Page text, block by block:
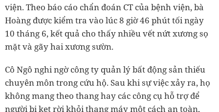
viện. Theo báo cáo chẩn đoán CT của bệnh viện, bà
Hoàng được kiểm tra vào lúc 8 giờ 46 phút tối ngày
10 tháng 6, kết quả cho thấy nhiều vết nứt xương sọ
mặt và gãy hai xương sườn.
Cô Ngô nghi ngờ công ty quản lý bất động sản thiếu
chuyên môn trong cứu hộ. Sau khi sự việc xảy ra, họ
không mang theo thang hay các công cụ hỗ trợ để
người bị kẹt rời khỏi thang máy một cách an toàn,